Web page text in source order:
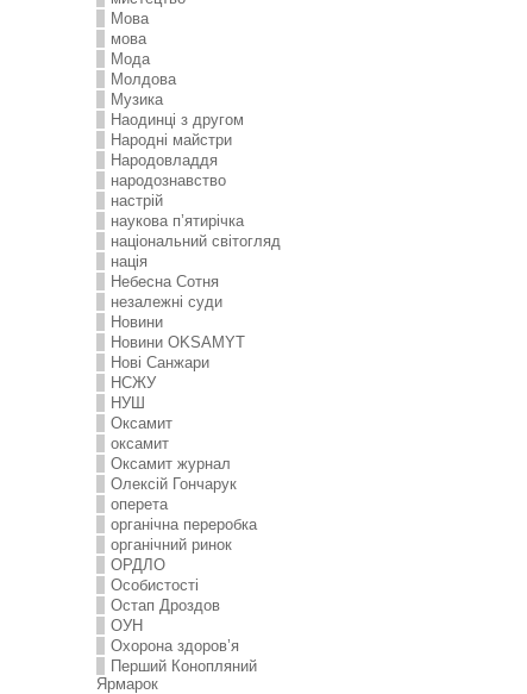
Мова
мова
Мода
Молдова
Музика
Наодинці з другом
Народні майстри
Народовладдя
народознавство
настрій
наукова п’ятирічка
національний світогляд
нація
Небесна Сотня
незалежні суди
Новини
Новини OKSAMYT
Нові Санжари
НСЖУ
НУШ
Оксамит
оксамит
Оксамит журнал
Олексій Гончарук
оперета
органічна переробка
органічний ринок
ОРДЛО
Особистості
Остап Дроздов
ОУН
Охорона здоров’я
Перший Конопляний
Ярмарок